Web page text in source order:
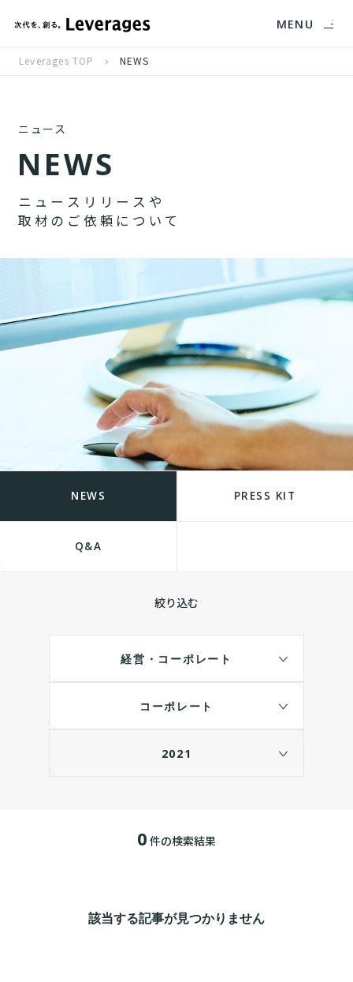
MENU
Leverages TOP NEWS
ニュース
NEWS
ニ ュ ー ス リ リ ー ス や
取 材 の ご 依 頼 に つ い て
NEWS PRESS KIT
Q&A
絞り込む
経営・コーポレート
コーポレート
2021
0 件の検索結果
該当する記事が見つかりません